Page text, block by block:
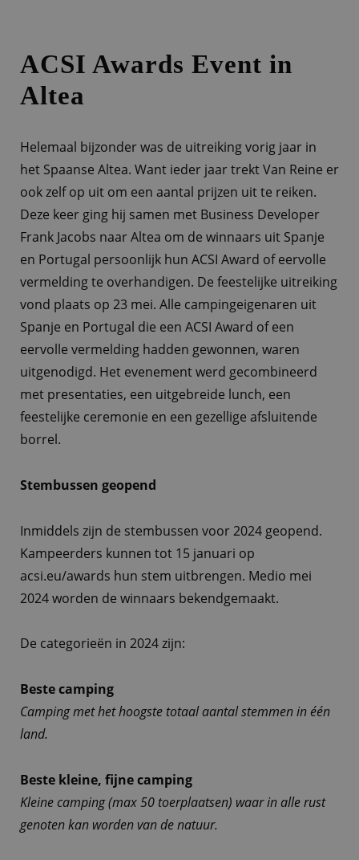
ACSI Awards Event in
Altea
Helemaal bijzonder was de uitreiking vorig jaar in
het Spaanse Altea. Want ieder jaar trekt Van Reine er
ook zelf op uit om een aantal prijzen uit te reiken.
Deze keer ging hij samen met Business Developer
Frank Jacobs naar Altea om de winnaars uit Spanje
en Portugal persoonlijk hun ACSI Award of eervolle
vermelding te overhandigen. De feestelijke uitreiking
vond plaats op 23 mei. Alle campingeigenaren uit
Spanje en Portugal die een ACSI Award of een
eervolle vermelding hadden gewonnen, waren
uitgenodigd. Het evenement werd gecombineerd
met presentaties, een uitgebreide lunch, een
feestelijke ceremonie en een gezellige afsluitende
borrel.
Stembussen geopend
Inmiddels zijn de stembussen voor 2024 geopend.
Kampeerders kunnen tot 15 januari op
acsi.eu/awards hun stem uitbrengen. Medio mei
2024 worden de winnaars bekendgemaakt.
De categorieën in 2024 zijn:
Beste camping
Camping met het hoogste totaal aantal stemmen in één
land.
Beste kleine, fijne camping
Kleine camping (max 50 toerplaatsen) waar in alle rust
genoten kan worden van de natuur.